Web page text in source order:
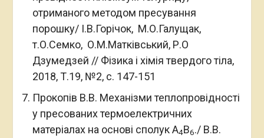
отриманого методом пресування
порошку/ І.В.Горічок, М.О.Галущак,
т.О.Семко, О.М.Матківський, Р.О
Дзумедзей // Фізика і хімія твердого тіла,
2018, Т.19, №2, с. 147-151
Прокопів В.В. Механізми теплопровідності
у пресованих термоелектричних
матеріалах на основі сполук А4В6./ В.В.